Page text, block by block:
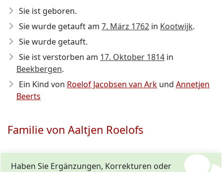
Sie ist geboren.
Sie wurde getauft am 7. März 1762 in Kootwijk.
Sie wurde getauft.
Sie ist verstorben am 17. Oktober 1814 in
Beekbergen.
Ein Kind von Roelof Jacobsen van Ark und Annetjen
Beerts
Familie von Aaltjen Roelofs
Haben Sie Ergänzungen, Korrekturen oder